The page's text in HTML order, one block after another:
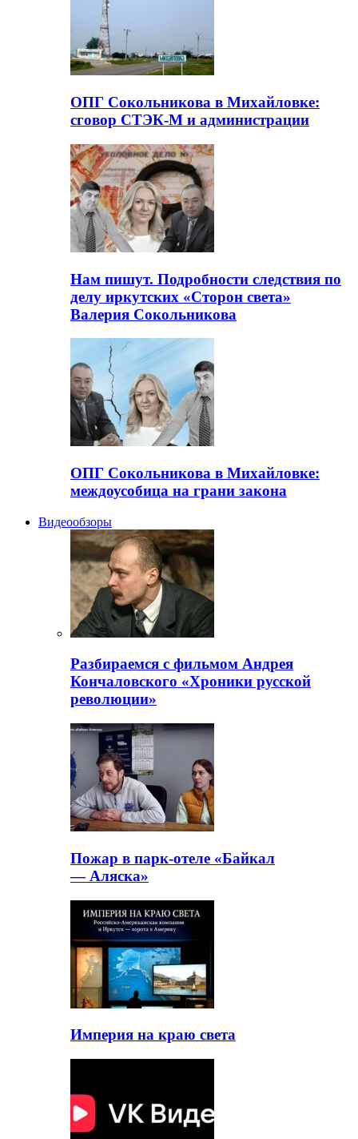
ОПГ Сокольникова в Михайловке:
сговор СТЭК-М и администрации
Нам пишут. Подробности следствия по
делу иркутских «Сторон света»
Валерия Сокольникова
ОПГ Сокольникова в Михайловке:
междоусобица на грани закона
Видеообзоры
Разбираемся с фильмом Андрея
Кончаловского «Хроники русской
революции»
Пожар в парк-отеле «Байкал
— Аляска»
Империя на краю света